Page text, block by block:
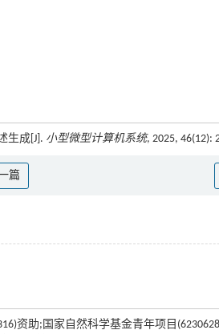
生成[J]. 小型微型计算机系统, 2025, 46(12):
篇
资助;国家自然科学基金青年项目